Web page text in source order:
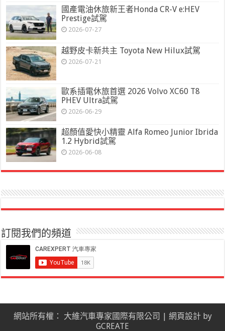
國產電油休旅新王者Honda CR-V e:HEV
Prestige試駕
2026-07-27
越野皮卡新共主 Toyota New Hilux試駕
2026-07-21
歐系插電休旅首選 2026 Volvo XC60 T8
PHEV Ultra試駕
2026-06-29
超顏值愛快小精靈 Alfa Romeo Junior Ibrida
1.2 Hybrid試駕
2026-06-08
訂閱我們的頻道
網站所有權： 大維汽車專家國際有限公司 | 網頁設計by
GCREATE